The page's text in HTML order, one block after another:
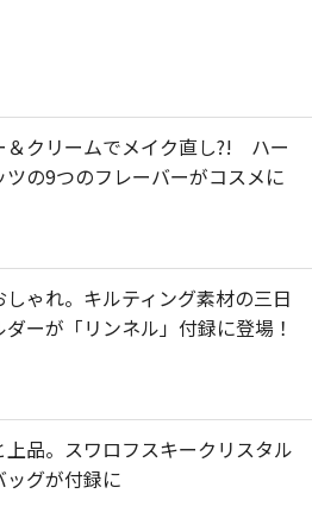
＆クリームでメイク直し?! ハー
ツの9つのフレーバーがコスメに
しゃれ。キルティング素材の三日
ダーが「リンネル」付録に登場！
上品。スワロフスキークリスタル
ッグが付録に